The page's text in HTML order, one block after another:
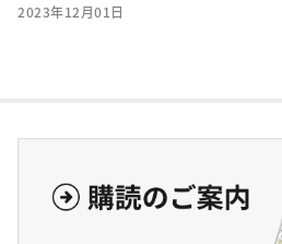
2023年12月01日